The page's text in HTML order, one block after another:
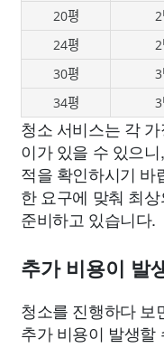
20평
24평
30평
34평
청소 서비스는 각
이가 있을 수 있으
적을 확인하시기 바
한 요구에 맞춰 최
준비하고 있습니다.
추가 비용이 발
청소를 진행하다 보
추가 비용이 발생할